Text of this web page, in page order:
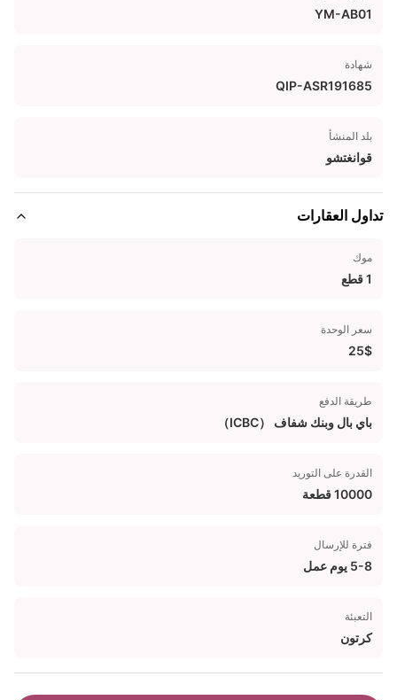
YM-AB01
شهادة
QIP-ASR191685
بلد المنشأ
قوانغتشو
تداول العقارات
موك
1 قطع
سعر الوحدة
25$
طريقة الدفع
باي بال وبنك شفاف （ICBC）
القدرة على التوريد
10000 قطعة
فترة للإرسال
5-8 يوم عمل
التعبئة
كرتون